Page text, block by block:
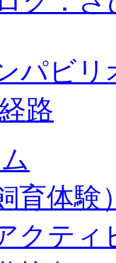
パビリ
路
育体験
クティ